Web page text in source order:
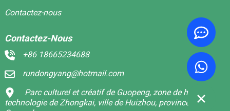
Contactez-nous
Contactez-Nous
+86 18665234688
rundongyang@hotmail.com
Parc culturel et créatif de Guopeng, zone de haute
technologie de Zhongkai, ville de Huizhou, province du